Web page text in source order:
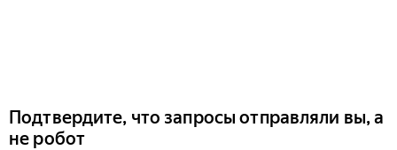
Подтвердите, что запросы отправляли вы, а
не робот